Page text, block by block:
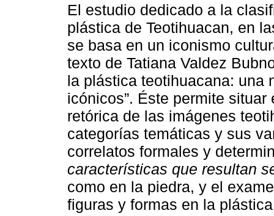
El estudio dedicado a la
plástica de Teotihuacan, en
se basa en un iconismo
texto de Tatiana Valdez
la plástica teotihuacana: una
icónicos”. Éste permite
retórica de las imágenes
categorías temáticas y sus
correlatos formales y
características que resultan
como en la piedra, y el
figuras y formas en la